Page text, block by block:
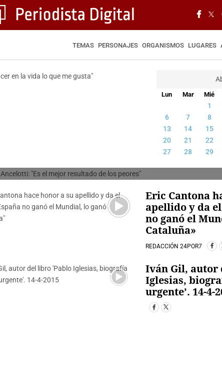
TEMAS PERSONAJES ORGANISMOS LUGARES
Lun Mar Mié
1
6
7 8
13
14 15
20
21 22
27
28 29
Carlo Ancelotti: «Es el mejor
peores»
Eric Cantona
apellido y da
no ganó el
Cataluña»
REDACCIÓN 24POR7
Iván Gil, autor
Iglesias,
urgente’. 14-4-